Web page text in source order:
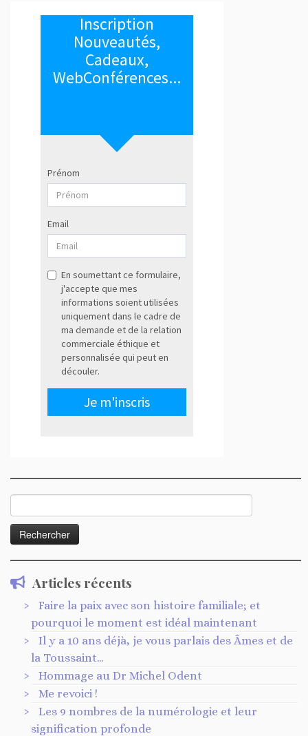
Articles récents
Faire la paix avec son histoire familiale; et
pourquoi le moment est idéal maintenant
Il y a 10 ans déjà, je vous parlais des Âmes et de
la Toussaint…
Hommage au Dr Michel Odent
Me revoici !
Les 9 nombres de la numérologie et leur
signification profonde